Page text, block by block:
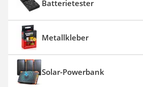
Batterietester
Metallkleber
Solar-Powerbank